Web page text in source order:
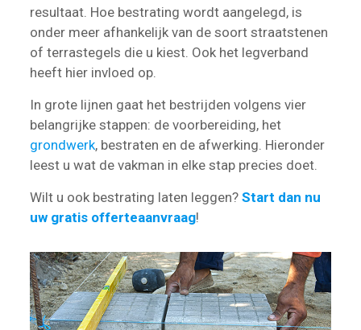
resultaat. Hoe bestrating wordt aangelegd, is
onder meer afhankelijk van de soort straatstenen
of terrastegels die u kiest. Ook het legverband
heeft hier invloed op.
In grote lijnen gaat het bestrijden volgens vier
belangrijke stappen: de voorbereiding, het
grondwerk, bestraten en de afwerking. Hieronder
leest u wat de vakman in elke stap precies doet.
Wilt u ook bestrating laten leggen? Start dan nu
uw gratis offerteaanvraag!